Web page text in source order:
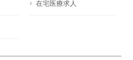
在宅医療求人